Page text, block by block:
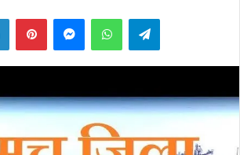
LinkedInPinterestMessengerWhatsAppTelegram